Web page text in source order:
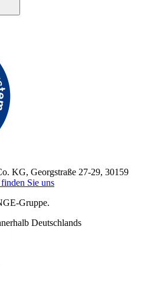
KG, Georgstraße 27-29, 30159
finden Sie uns
Gruppe.
Deutschlands